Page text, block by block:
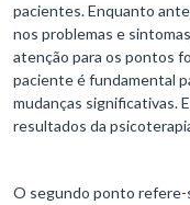
pacientes. Enquanto
nos problemas e
atenção para os pontos
paciente é fundamental
mudanças significativas.
resultados da
O segundo ponto refere-